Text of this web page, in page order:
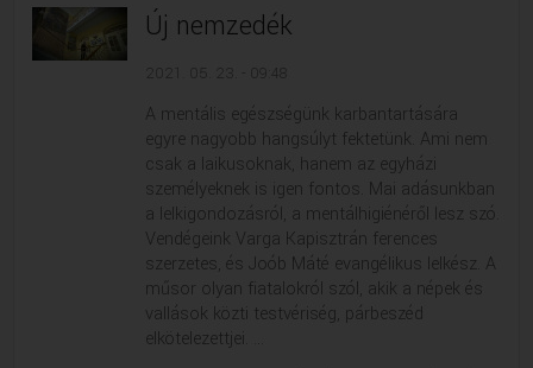
Új nemzedék
2021. 05. 23. - 09:48
A mentális egészségünk karbantartására
egyre nagyobb hangsúlyt fektetünk. Ami nem
csak a laikusoknak, hanem az egyházi
személyeknek is igen fontos. Mai adásunkban
a lelkigondozásról, a mentálhigiénéről lesz szó.
Vendégeink Varga Kapisztrán ferences
szerzetes, és Joób Máté evangélikus lelkész. A
műsor olyan fiatalokról szól, akik a népek és
vallások közti testvériség, párbeszéd
elkötelezettjei. ...